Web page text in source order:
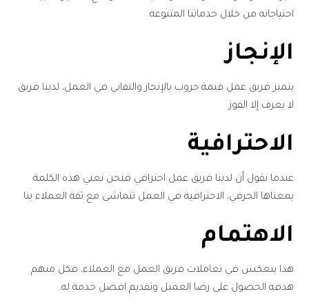
احتياجاته من خلال خدماتنا المتنوعة.
الإنجاز
يتميز فريق عمل قيمة جروب بالإنجاز والتفاني في العمل، لدينا فريق
لا يعرف إلا الفوز.
الاحترافية
عندما نقول أن لدينا فريق عمل احترافي فنحن نعني هذه الكلمة
بمعناها الحرفي، الاحترافية في العمل تتماشى مع ثقة العملاء بنا.
الاهتمام
هذا ينعكس في تعاملات فريق العمل مع العملاء، فكل منهم
هدفه الحصول على رضا العميل وتقديم افضل خدمة له.